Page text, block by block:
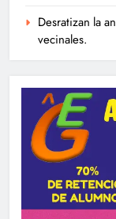
Desratizan la
vecinales.